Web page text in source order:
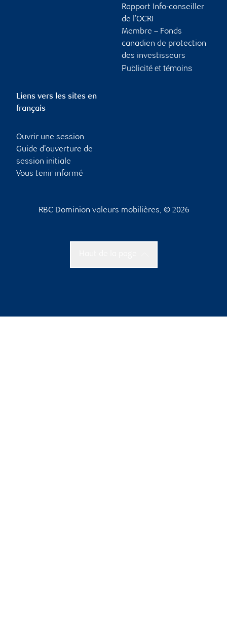
Rapport Info-conseiller
de l’OCRI
Membre – Fonds
canadien de protection
des investisseurs
Publicité et témoins
Liens vers les sites en
français
Ouvrir une session
Guide d’ouverture de
session initiale
Vous tenir informé
RBC Dominion valeurs mobilières, © 2026